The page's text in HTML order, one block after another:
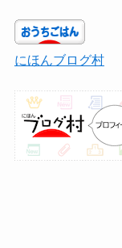
にほんブログ村